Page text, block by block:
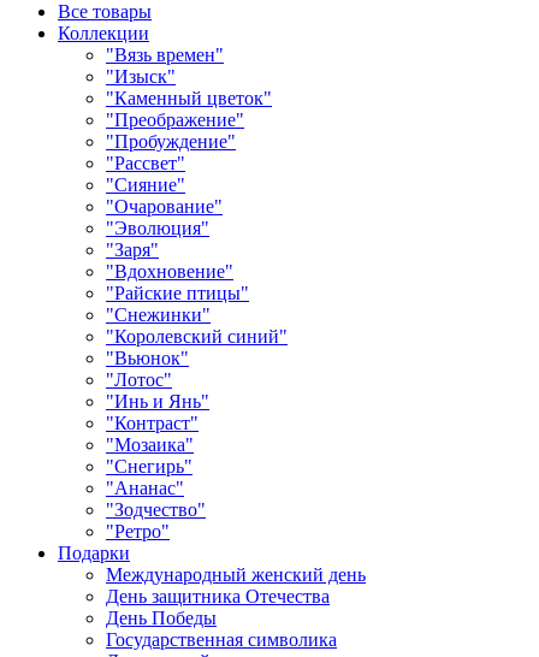
Все товары
Коллекции
"Вязь времен"
"Изыск"
"Каменный цветок"
"Преображение"
"Пробуждение"
"Рассвет"
"Сияние"
"Очарование"
"Эволюция"
"Заря"
"Вдохновение"
"Райские птицы"
"Снежинки"
"Королевский синий"
"Вьюнок"
"Лотос"
"Инь и Янь"
"Контраст"
"Мозаика"
"Снегирь"
"Ананас"
"Зодчество"
"Ретро"
Подарки
Международный женский день
День защитника Отечества
День Победы
Государственная символика